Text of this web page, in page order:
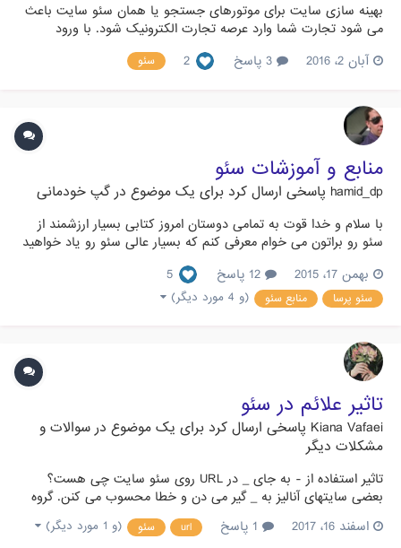
بهینه سازی سایت برای موتورهای جستجو یا همان سئو سایت باعث
می شود تجارت شما وارد عرصه تجارت الکترونیک شود. با ورود
بنابراین مدیران شرکت ها و کسب و کارهای وبسایت و فروشگاه
آبان 2، 2016 2 سئو
منابع و آموزشات سئو
hamid_dp پاسخی ارسال کرد برای یک موضوع در گپ خودمانی
با سلام و خدا قوت به تمامی دوستان امروز کتابی بسیار ارزشمند از
سئو رو براتون می خوام معرفی کنم که بسیار عالی سئو رو یاد خواهید
سئوی ایران است که به توضیح جنگ بین گلادیاتور ها در سئو می
پردازد و نکات بسیار پر ارزش در آن نهفته است. این کتاب...
بهمن 17، 2015 5
سئو پرسا منابع سئو (و 4 مورد دیگر)
تاثیر علائم در سئو
Kiana Vafaei پاسخی ارسال کرد برای یک موضوع در سوالات و
مشکلات دیگر
تاثیر استفاده از - به جای _ در URL روی سئو سایت چی هست؟
بعضی سایتهای آنالیز به _ گیر می دن و خطا محسوب می کنن. گروه
اسفند 16، 2017 url سئو (و 1 مورد دیگر)